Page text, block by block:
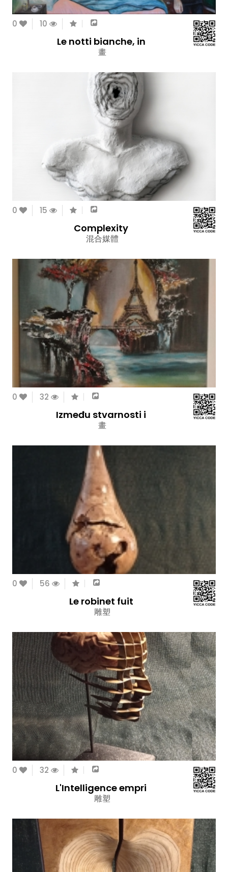
0 10
Le notti bianche, in
畫
0 15
Complexity
混合媒體
0 32
Između stvarnosti i
畫
0 56
Le robinet fuit
雕塑
0 32
L'Intelligence empri
雕塑